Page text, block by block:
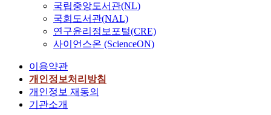
국립중앙도서관(NL)
국회도서관(NAL)
연구윤리정보포털(CRE)
사이언스온 (ScienceON)
이용약관
개인정보처리방침
개인정보 재동의
기관소개